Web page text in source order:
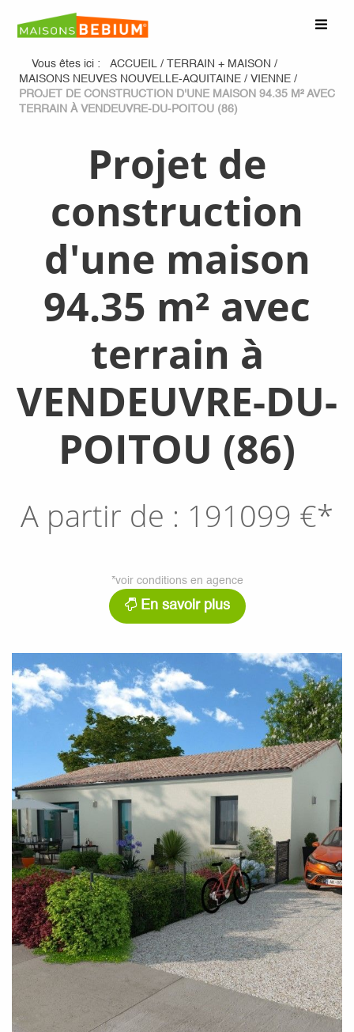
Vous êtes ici : ACCUEIL / TERRAIN + MAISON /
MAISONS NEUVES NOUVELLE-AQUITAINE / VIENNE /
PROJET DE CONSTRUCTION D'UNE MAISON 94.35 M² AVEC
TERRAIN À VENDEUVRE-DU-POITOU (86)
Projet de
construction
d'une maison
94.35 m² avec
terrain à
VENDEUVRE-DU-
POITOU (86)
A partir de : 191099 €*
*voir conditions en agence
En savoir plus